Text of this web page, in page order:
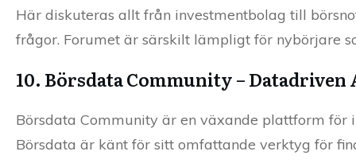
Här diskuteras allt från investmentbolag till
frågor. Forumet är särskilt lämpligt för nybörjare
10. Börsdata Community –
Börsdata Community är en växande plattform
Börsdata är känt för sitt omfattande verktyg för